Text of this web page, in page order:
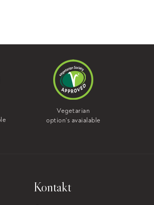
Vegetarian
option's avaialable
Kontakt